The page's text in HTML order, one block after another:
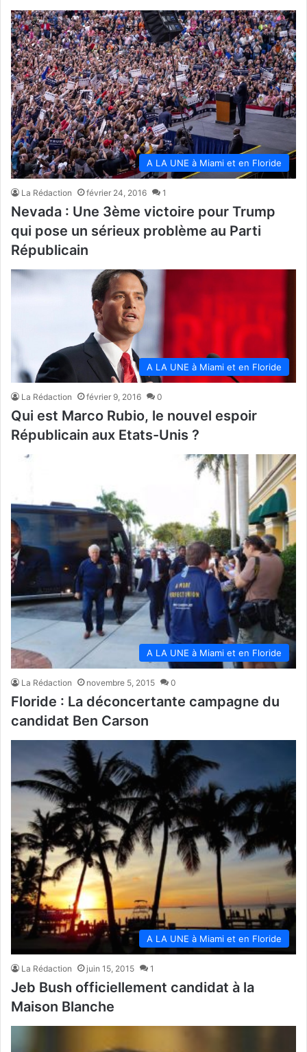
A LA UNE à Miami et en Floride
La Rédaction février 24, 2016 1
Nevada : Une 3ème victoire pour Trump
qui pose un sérieux problème au Parti
Républicain
A LA UNE à Miami et en Floride
La Rédaction février 9, 2016 0
Qui est Marco Rubio, le nouvel espoir
Républicain aux Etats-Unis ?
A LA UNE à Miami et en Floride
La Rédaction novembre 5, 2015 0
Floride : La déconcertante campagne du
candidat Ben Carson
A LA UNE à Miami et en Floride
La Rédaction juin 15, 2015 1
Jeb Bush officiellement candidat à la
Maison Blanche